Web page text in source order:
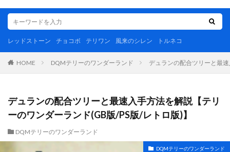
レッドストーン チョコボ テリワン 風来のシレン トルネコ
HOME DQMテリーのワンダーランド デュランの配合ツリーと最
デュランの配合ツリーと最速入手方法を解説【テリ
ーのワンダーランド(GB版/PS版/レトロ版)】
DQMテリーのワンダーランド
DQMテリーのワンダーランド